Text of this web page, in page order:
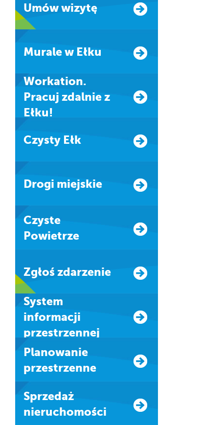
Umów wizytę
Murale w Ełku
Workation.
Pracuj zdalnie z
Ełku!
Czysty Ełk
Drogi miejskie
Czyste
Powietrze
Zgłoś zdarzenie
system
informacji
przestrzennej
Planowanie
przestrzenne
Sprzedaż
nieruchomości